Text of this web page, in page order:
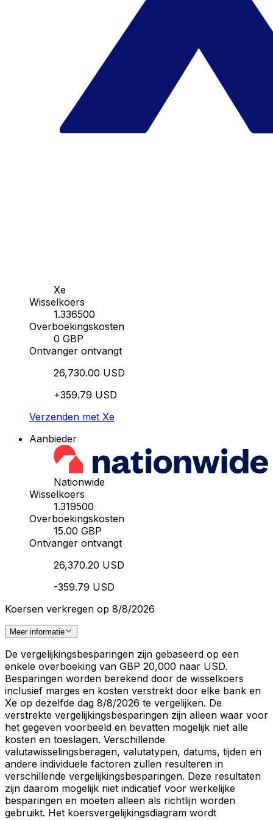
Xe
Wisselkoers
1.336500
Overboekingskosten
0 GBP
Ontvanger ontvangt
26,730.00 USD
+359.79 USD
Verzenden met Xe
Aanbieder
Nationwide
Wisselkoers
1.319500
Overboekingskosten
15.00 GBP
Ontvanger ontvangt
26,370.20 USD
-359.79 USD
Koersen verkregen op 8/8/2026
Meer informatie
De vergelijkingsbesparingen zijn gebaseerd op een
enkele overboeking van GBP 20,000 naar USD.
Besparingen worden berekend door de wisselkoers
inclusief marges en kosten verstrekt door elke bank en
Xe op dezelfde dag 8/8/2026 te vergelijken. De
verstrekte vergelijkingsbesparingen zijn alleen waar voor
het gegeven voorbeeld en bevatten mogelijk niet alle
kosten en toeslagen. Verschillende
valutawisselingsberagen, valutatypen, datums, tijden en
andere individuele factoren zullen resulteren in
verschillende vergelijkingsbesparingen. Deze resultaten
zijn daarom mogelijk niet indicatief voor werkelijke
besparingen en moeten alleen als richtlijn worden
gebruikt. Het koersvergelijkingsdiagram wordt